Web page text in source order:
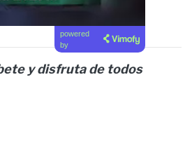
powered
by
y disfruta de todos